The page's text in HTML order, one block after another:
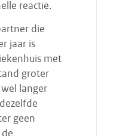
reactie.
die
jaar is
met
groter
langer
geen